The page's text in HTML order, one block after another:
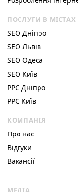
ПОСЛУГИ В МІСТАХ
SEO Дніпро
SEO Львів
SEO Одеса
SEO Київ
РРС Дніпро
РРС Київ
КОМПАНІЯ
Про нас
Відгуки
Вакансії
МЕДІА